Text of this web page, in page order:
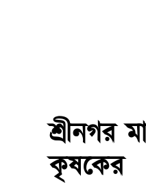
শ্রীনগর
কৃষকের